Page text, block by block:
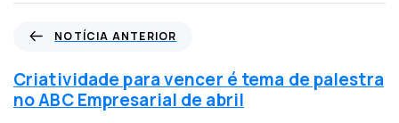
t
í
c
NOTÍCIA ANTERIOR
Criatividade para vencer é tema de palestra
no ABC Empresarial de abril